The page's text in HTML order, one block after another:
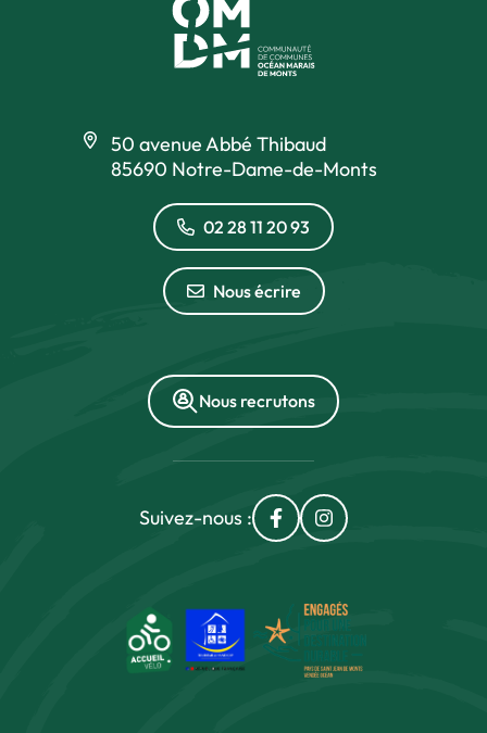
50 avenue Abbé Thibaud
85690 Notre-Dame-de-Monts
02 28 11 20 93
Nous écrire
Nous recrutons
Suivez-nous : Lien vers le compte
Lien vers le